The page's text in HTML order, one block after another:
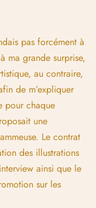
pas forcément à
ma grande surprise,
au contraire,
de m’expliquer
pour chaque
une
Le contrat
des illustrations
ainsi que le
sur les